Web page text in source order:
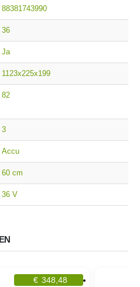
88381743990
36
Ja
1123x225x199
82
3
Accu
60 cm
36 V
€ 348,48